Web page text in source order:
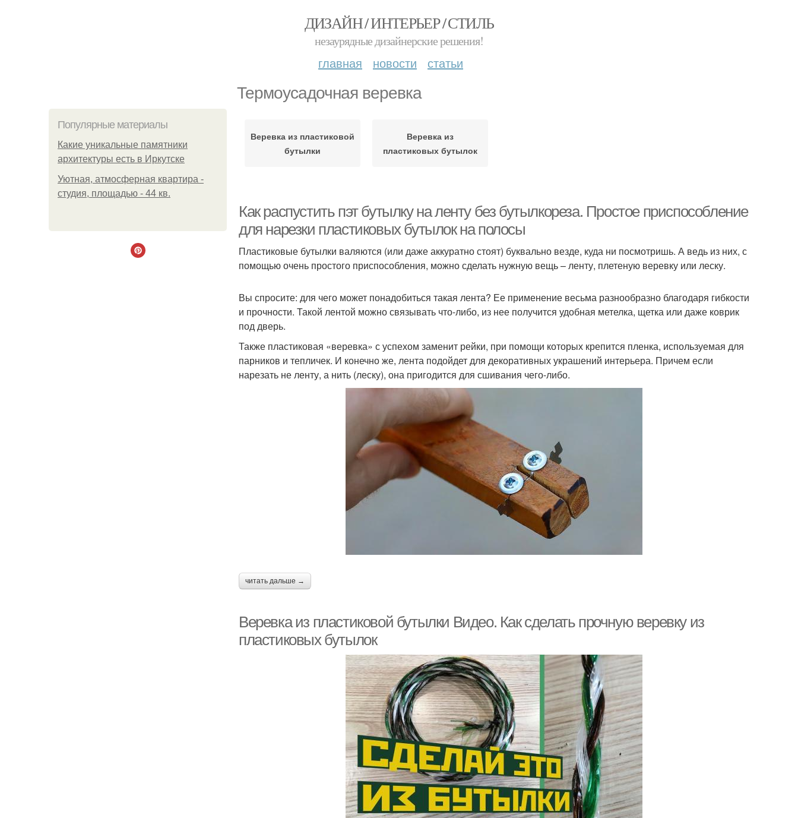
ДИЗАЙН / ИНТЕРЬЕР / СТИЛЬ
незаурядные дизайнерские решения!
главная новости статьи
Термоусадочная веревка
Популярные материалы
Какие уникальные памятники
архитектуры есть в Иркутске
Уютная, атмосферная квартира -
студия, площадью - 44 кв.
Веревка из пластиковой
бутылки
Веревка из
пластиковых бутылок
Как распустить пэт бутылку на ленту без бутылкореза. Простое приспособление
для нарезки пластиковых бутылок на полосы
Пластиковые бутылки валяются (или даже аккуратно стоят) буквально везде, куда ни посмотришь. А ведь из них, с
помощью очень простого приспособления, можно сделать нужную вещь – ленту, плетеную веревку или леску.
Вы спросите: для чего может понадобиться такая лента? Ее применение весьма разнообразно благодаря гибкости
и прочности. Такой лентой можно связывать что-либо, из нее получится удобная метелка, щетка или даже коврик
под дверь.
Также пластиковая «веревка» с успехом заменит рейки, при помощи которых крепится пленка, используемая для
парников и тепличек. И конечно же, лента подойдет для декоративных украшений интерьера. Причем если
нарезать не ленту, а нить (леску), она пригодится для сшивания чего-либо.
читать дальше →
Веревка из пластиковой бутылки Видео. Как сделать прочную веревку из
пластиковых бутылок